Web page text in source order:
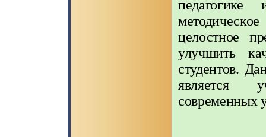
педагогике
целостное
улучшить
студентов.
является
современных